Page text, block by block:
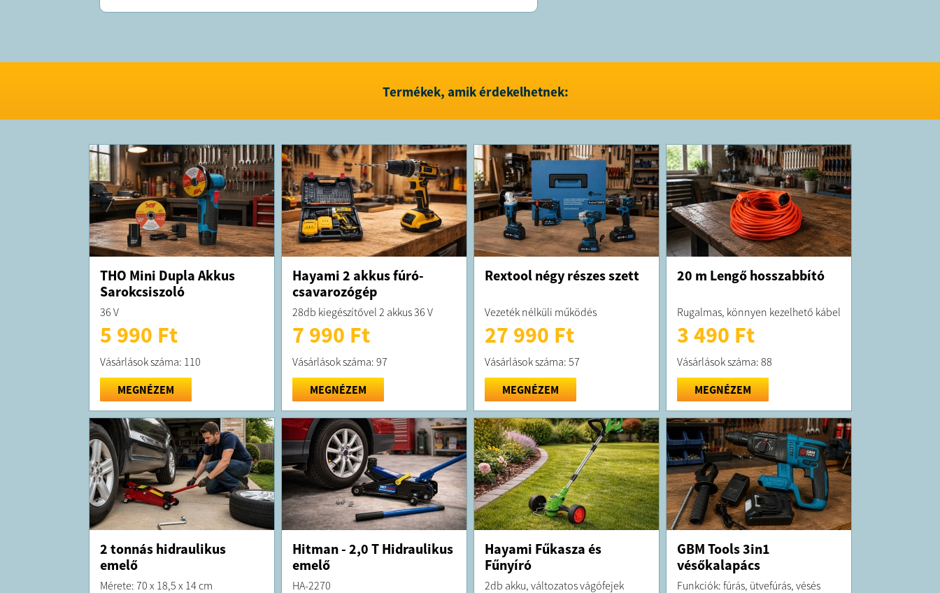
Termékek, amik érdekelhetnek:
THO Mini Dupla Akkus
Sarokcsiszoló
36 V
5 990 Ft
Vásárlások száma: 110
MEGNÉZEM
Hayami 2 akkus fúró-
csavarozógép
28db kiegészítővel 2 akkus 36 V
7 990 Ft
Vásárlások száma: 97
MEGNÉZEM
Rextool négy részes szett
Vezeték nélküli működés
27 990 Ft
Vásárlások száma: 57
MEGNÉZEM
20 m Lengő hosszabbító
Rugalmas, könnyen kezelhető kábel
3 490 Ft
Vásárlások száma: 88
MEGNÉZEM
2 tonnás hidraulikus
emelő
Mérete: 70 x 18,5 x 14 cm
Hitman - 2,0 T Hidraulikus
emelő
HA-2270
Hayami Fűkasza és
Fűnyíró
2db akku, változatos vágófejek
GBM Tools 3in1
vésőkalapács
Funkciók: fúrás, ütvefúrás, vésés